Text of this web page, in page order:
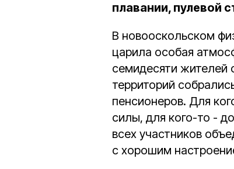
плавании, пулевой
В новооскольском
царила особая
семидесяти жителей
территорий
пенсионеров. Для
силы, для кого-то -
всех участников
с хорошим